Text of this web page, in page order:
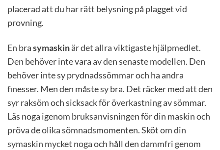
placerad att du har rätt belysning på plagget vid
provning.
En brasymaskinär det allra viktigaste hjälpmedlet.
Den behöver inte vara av den senaste modellen. Den
behöver inte sy prydnadssömmar och ha andra
finesser. Men den måste sy bra. Det räcker med att den
syr raksöm och sicksack för överkastning av sömmar.
Läs noga igenom bruksanvisningen för din maskin och
pröva de olika sömnadsmomenten. Sköt om din
symaskin mycket noga och håll den dammfri genom